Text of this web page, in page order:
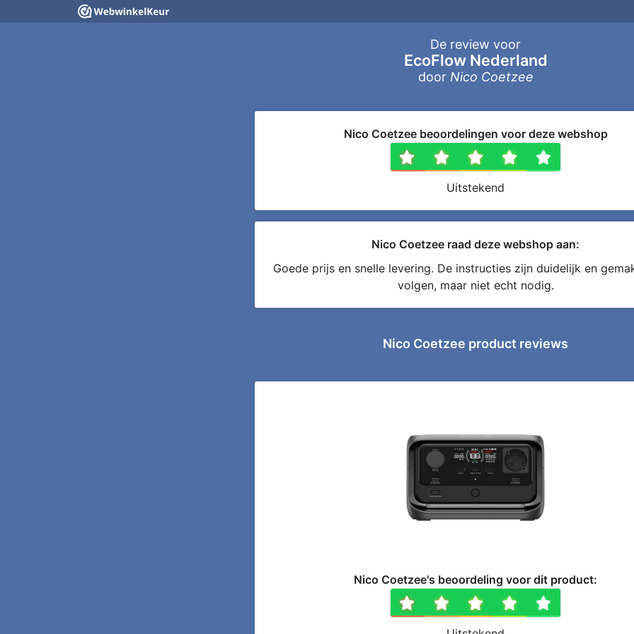
De review voor
EcoFlow Nederland
door Nico Coetzee
Nico Coetzee beoordelingen voor deze webshop
4
3 sterren
2 sterren
1 ster
Uitstekend
Nico Coetzee raad deze webshop aan:
Goede prijs en snelle levering. De instructies zijn duidelijk en
volgen, maar niet echt nodig.
Nico Coetzee product reviews
Nico Coetzee's beoordeling voor dit product:
4
3 sterren
2 sterren
1 ster